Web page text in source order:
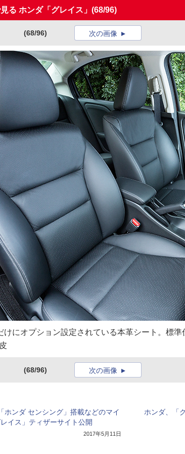
る ホンダ「グレイス」 (68/96)
(68/96) 次の画像
けにオプション設定されている本革シート。標
(68/96) 次の画像
ホンダ センシング」搭載などのマイ
イス」ティザーサイト公開
2017年5月11日
ホンダ、「